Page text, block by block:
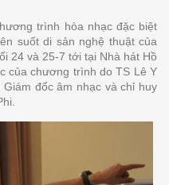
trình hòa nhạc đặc biệt
suốt di sản nghệ thuật của
24 và 25-7 tới tại Nhà hát Hồ
của chương trình do TS Lê Y
đốc âm nhạc và chỉ huy